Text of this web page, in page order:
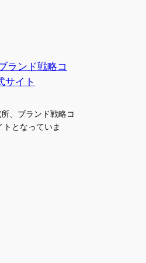
ランド戦略コ
サイト
、ブランド戦略コ
となっていま